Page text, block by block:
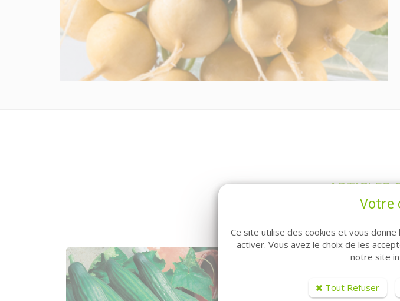
ARTICLES
Votre
Ce site utilise des cookies et vous
activer. Vous avez le choix de les
notre site
Tout Refuser